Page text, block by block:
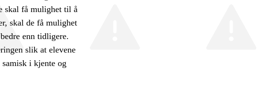
skal få mulighet til å
skal de få mulighet
enn tidligere.
slik at elevene
i kjente og